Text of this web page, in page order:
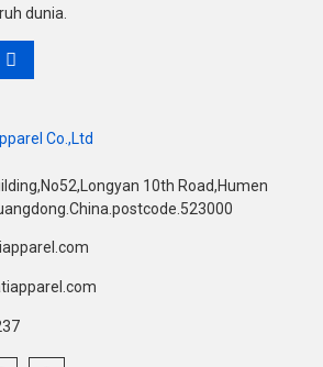
dunia.
Co.,Ltd
10th Road,Humen